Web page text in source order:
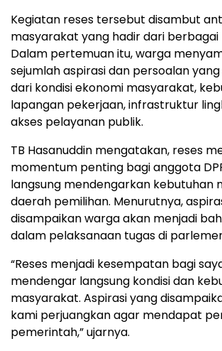
Kegiatan reses tersebut disambut
masyarakat yang hadir dari berbagai
Dalam pertemuan itu, warga
sejumlah aspirasi dan persoalan
dari kondisi ekonomi masyarakat,
lapangan pekerjaan, infrastruktur
akses pelayanan publik.
TB Hasanuddin mengatakan, reses
momentum penting bagi anggota
langsung mendengarkan kebutuhan
daerah pemilihan. Menurutnya,
disampaikan warga akan menjadi
dalam pelaksanaan tugas di
“Reses menjadi kesempatan bagi
mendengar langsung kondisi dan
masyarakat. Aspirasi yang
kami perjuangkan agar mendapat
pemerintah,” ujarnya.